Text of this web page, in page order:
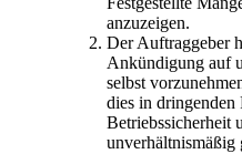
anzuzeigen.
Der Auftraggeber
Ankündigung auf
selbst
dies in dringenden
Betriebssicherheit
unverhältnismäßig